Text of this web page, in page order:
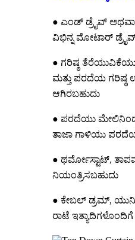
● ಎಂಡ್ ಡ್ರೈವ್
ವಿಭಿನ್ನ ಮೋಟಾರ್
● ಗರಿಷ್ಠ
ಮತ್ತು ಪರದೆಯ ಗರಿಷ್ಠ
ಆಗಿರಬಹುದು
● ಪರದೆಯು ಮೇಲಿನಿಂದ
ತಾಜಾ ಗಾಳಿಯು
● ಥರ್ಮೋಸ್ಟಾಟ್,
ನಿಯಂತ್ರಿಸಬಹುದು
● ಕೇಬಲ್ ಡ್ರಮ್,
ರಾಟೆ